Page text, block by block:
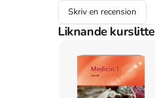
Referera tillEn
Harvard
Oxford
Buckingham, Faye &
2017).
Skriv en recension
Liknande